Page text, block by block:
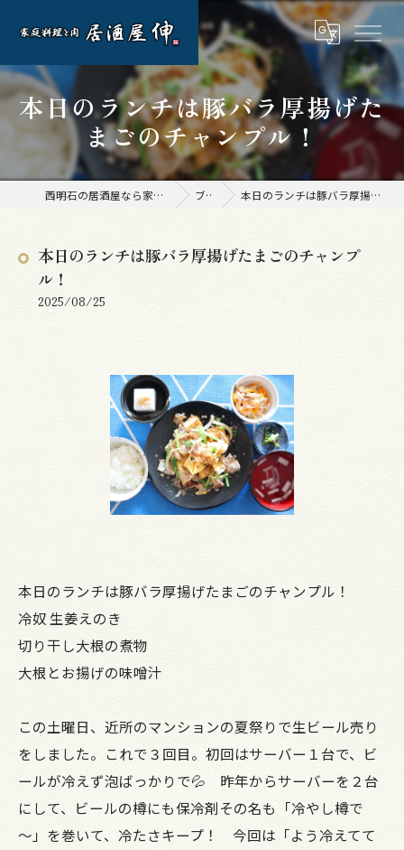
本日のランチは豚バラ厚揚げた
まごのチャンプル！
西明石の居酒屋なら家庭料理と肉 居酒屋 伸 ブログ 本日のランチは豚バラ厚揚げたまごのチャンプル！
本日のランチは豚バラ厚揚げたまごのチャンプ
ル！
2025/08/25
本日のランチは豚バラ厚揚げたまごのチャンプル！
冷奴 生姜えのき
切り干し大根の煮物
大根とお揚げの味噌汁
この土曜日、近所のマンションの夏祭りで生ビール売り
をしました。これで３回目。初回はサーバー１台で、ビ
ールが冷えず泡ばっかりで💦 昨年からサーバーを２台
にして、ビールの樽にも保冷剤その名も「冷やし樽で
～」を巻いて、冷たさキープ！ 今回は「よう冷えてて